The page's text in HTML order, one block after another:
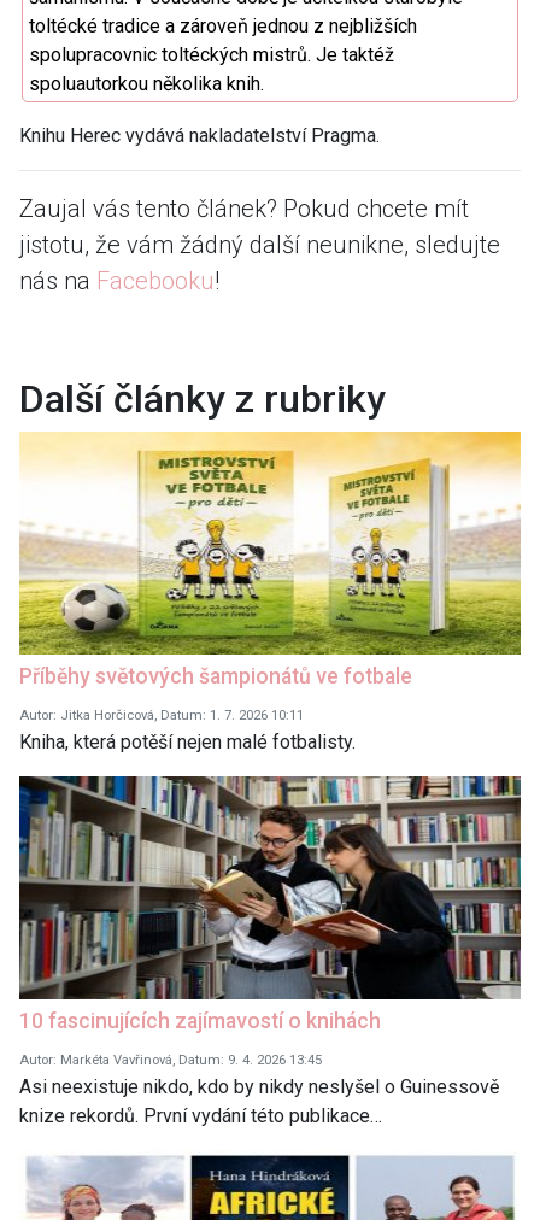
toltécké tradice a zároveň jednou z nejbližších
spolupracovnic toltéckých mistrů. Je taktéž
spoluautorkou několika knih.
Knihu Herec vydává nakladatelství Pragma.
Zaujal vás tento článek? Pokud chcete mít
jistotu, že vám žádný další neunikne, sledujte
nás na Facebooku!
Další články z rubriky
Příběhy světových šampionátů ve fotbale
Autor: Jitka Horčicová, Datum: 1. 7. 2026 10:11
Kniha, která potěší nejen malé fotbalisty.
10 fascinujících zajímavostí o knihách
Autor: Markéta Vavřinová, Datum: 9. 4. 2026 13:45
Asi neexistuje nikdo, kdo by nikdy neslyšel o Guinessově
knize rekordů. První vydání této publikace…